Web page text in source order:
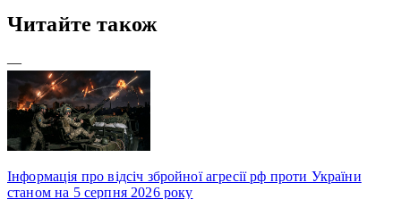
Читайте також
—
Інформація про відсіч збройної агресії рф проти України
станом на 5 серпня 2026 року